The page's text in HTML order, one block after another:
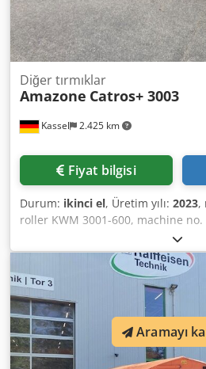
Kassel 2.425 km
Diğer tırmıklar
Amazone Catros+ 3003
Fiyat bilgisi
Durum: ikinci el, Üretim yılı: 2023,
roller KWM 3001-600, machine
kit for / roller - attachment
carrier field for Catros, hydraulic /
adjustment, LED road lighting for
Crsdpsr Ty N Eofx Apvjf
Aramayı